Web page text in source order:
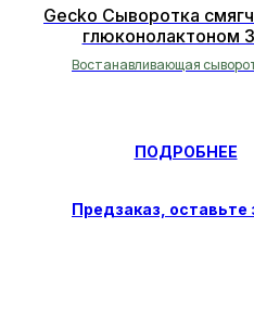
Gecko Сыворотка
глюконолактоном
Востанавливающая
ПОДРОБНЕЕ